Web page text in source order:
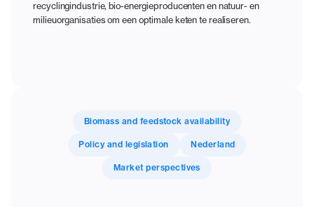
recyclingindustrie, bio-energieproducenten en natuur- en
milieuorganisaties om een optimale keten te realiseren.
Biomass and feedstock availability
Policy and legislation Nederland
Market perspectives